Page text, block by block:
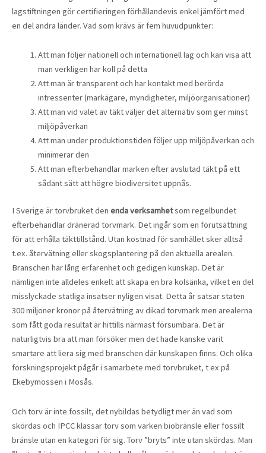
lagstiftningen gör certifieringen förhållandevis enkel jämfört med
en del andra länder. Vad som krävs är fem huvudpunkter:
Att man följer nationell och internationell lag och kan visa att
man verkligen har koll på detta
Att man är transparent och har kontakt med berörda
intressenter (markägare, myndigheter, miljöorganisationer)
Att man vid valet av täkt väljer det alternativ som ger minst
miljöpåverkan
Att man under produktionstiden följer upp miljöpåverkan och
minimerar den
Att man efterbehandlar marken efter avslutad täkt på ett
sådant sätt att högre biodiversitet uppnås.
I Sverige är torvbruket den enda verksamhetsom regelbundet
efterbehandlar dränerad torvmark. Det ingår som en förutsättning
för att erhålla täkttillstånd. Utan kostnad för samhället sker alltså
t.ex. återvätning eller skogsplantering på den aktuella arealen.
Branschen har lång erfarenhet och gedigen kunskap. Det är
nämligen inte alldeles enkelt att skapa en bra kolsänka, vilket en del
misslyckade statliga insatser nyligen visat. Detta år satsar staten
300 miljoner kronor på återvätning av dikad torvmark men arealerna
som fått goda resultat är hittills närmast försumbara. Det är
naturligtvis bra att man försöker men det hade kanske varit
smartare att liera sig med branschen där kunskapen finns. Och olika
forskningsprojekt pågår i samarbete med torvbruket, t ex på
Ekebymossen i Mosås.
Och torv är inte fossilt, det nybildas betydligt mer än vad som
skördas och IPCC klassar torv som varken biobränsle eller fossilt
bränsle utan en kategori för sig. Torv ”bryts” inte utan skördas. Man